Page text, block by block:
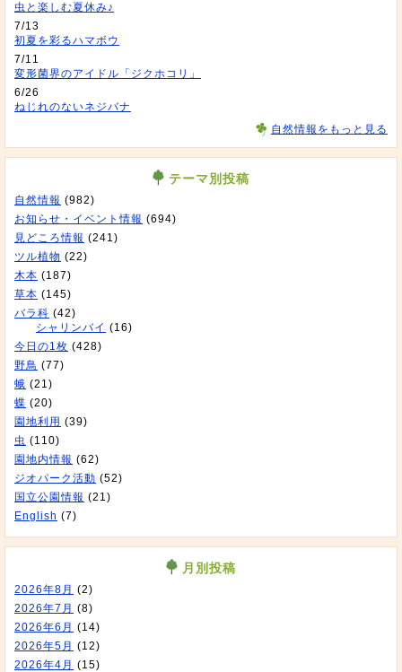
虫と楽しむ夏休み♪
7/13
初夏を彩るハマボウ
7/11
変形菌界のアイドル「ジクホコリ」
6/26
ねじれのないネジバナ
自然情報をもっと見る
テーマ別投稿
自然情報 (982)
お知らせ・イベント情報 (694)
見どころ情報 (241)
ツル植物 (22)
木本 (187)
草本 (145)
バラ科 (42)
シャリンバイ (16)
今日の1枚 (428)
野鳥 (77)
蛾 (21)
蝶 (20)
園地利用 (39)
虫 (110)
園地内情報 (62)
ジオパーク活動 (52)
国立公園情報 (21)
English (7)
月別投稿
2026年8月 (2)
2026年7月 (8)
2026年6月 (14)
2026年5月 (12)
2026年4月 (15)